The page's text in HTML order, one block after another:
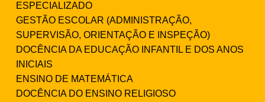
ESPECIALIZADO
GESTÃO ESCOLAR (ADMINISTRAÇÃO,
SUPERVISÃO, ORIENTAÇÃO E INSPEÇÃO)
DOCÊNCIA DA EDUCAÇÃO INFANTIL E DOS ANOS
INICIAIS
ENSINO DE MATEMÁTICA
DOCÊNCIA DO ENSINO RELIGIOSO